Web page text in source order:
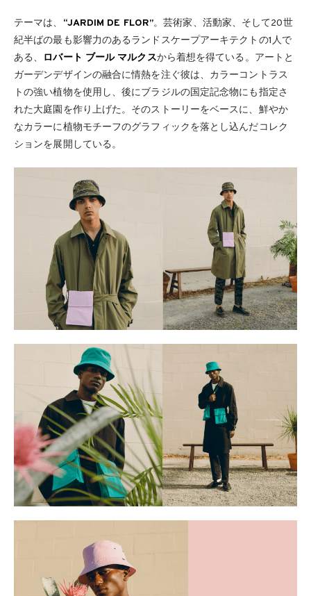
テーマは、 “JARDIM DE FLOR”。芸術家、活動家、そして20世
紀半ばの最も影響力のあるランドスケープアーキテクトの1人で
ある、 ロバート ブール マルクスから着想を得ている。アートと
ガーデンデザインの融合に情熱を注ぐ彼は、カラーコントラス
トの強い植物を使用し、後にブラジルの国定記念物にも指定さ
れた大庭園を作り上げた。そのストーリーをベースに、鮮やか
なカラーに植物モチーフのグラフィックを落とし込んだコレク
ションを展開している。